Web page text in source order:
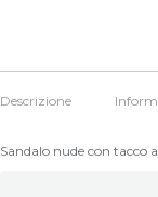
Descrizione
Sandalo nude con tacco